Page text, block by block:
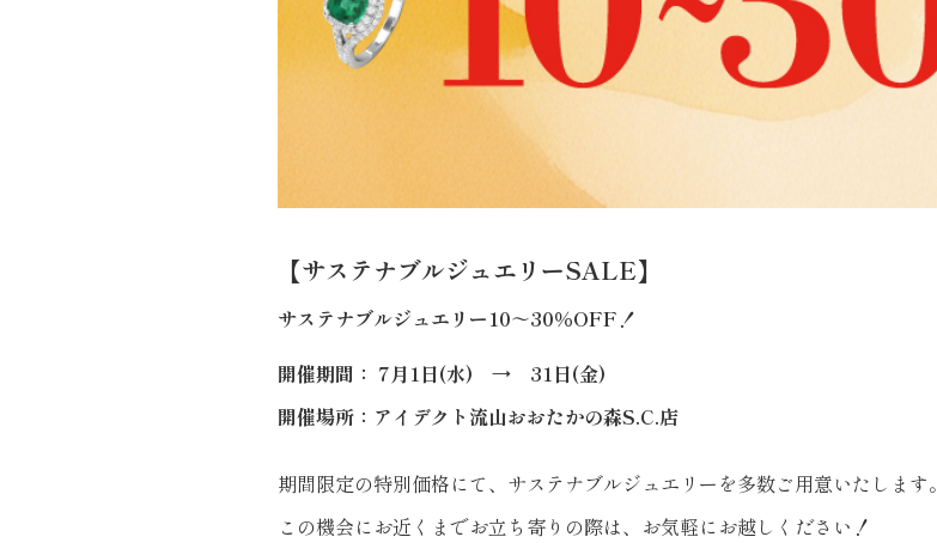
【サステナブルジュエリーSALE】
サステナブルジュエリー10～30％OFF！
開催期間： 7月1日(水) → 31日(金)
開催場所：アイデクト流山おおたかの森S.C.店
期間限定の特別価格にて、サステナブルジュエリーを多数ご用意いたします。
この機会にお近くまでお立ち寄りの際は、お気軽にお越しください！